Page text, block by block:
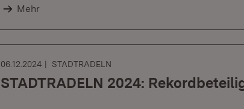
Mehr
06.12.2024 STADTRADELN
STADTRADELN 2024: